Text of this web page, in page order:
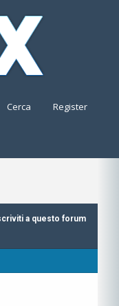
Cerca Register
a questo forum